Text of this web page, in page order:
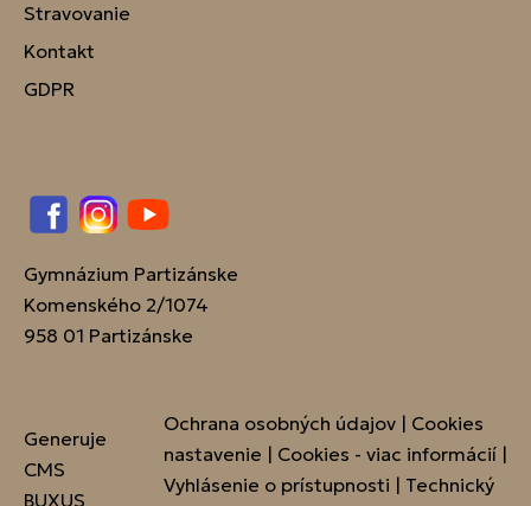
Stravovanie
Kontakt
GDPR
FacebookInstagram
YouTube
Gymnázium Partizánske
Komenského 2/1074
958 01 Partizánske
Generuje
CMS
BUXUS
Ochrana osobných údajov | Cookies
nastavenie | Cookies - viac informácií |
Vyhlásenie o prístupnosti | Technický